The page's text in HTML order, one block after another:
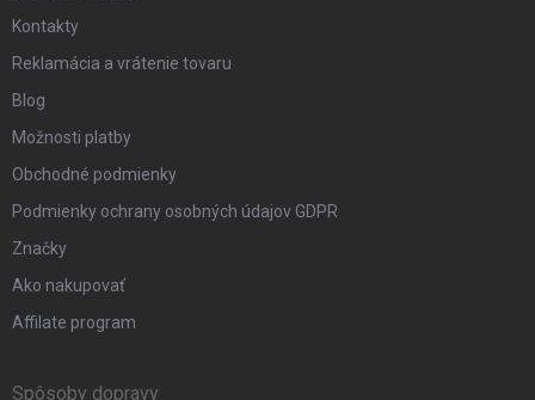
Kontakty
Reklamácia a vrátenie tovaru
Blog
Možnosti platby
Obchodné podmienky
Podmienky ochrany osobných údajov GDPR
Značky
Ako nakupovať
Affilate program
Spôsoby dopravy